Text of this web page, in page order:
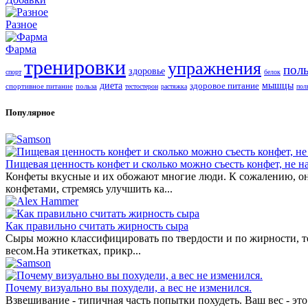
Разное
Фарма
спорт тренировки здоровье упражнения белок
спортивное питание польза диета тестостерон растяжка здоровое питание мышцы
Популярное
Пищевая ценность конфет и сколько можно съесть конфет, не
Конфеты вкусные и их обожают многие люди. К сожалению,
конфетами, стремясь улучшить ка...
Как правильно считать жирность сыра
Cыры можно классифицировать по твердости и по жирности,
весом.На этикетках, прикр...
Почему визуально вы похудели, а вес не изменился.
Взвешивание - типичная часть попытки похудеть. Ваш вес -